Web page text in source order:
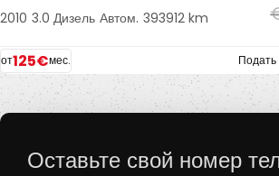
2010 3.0 Дизель Автом. 393912 km
от125€мес. Подать
Оставьте свой номер